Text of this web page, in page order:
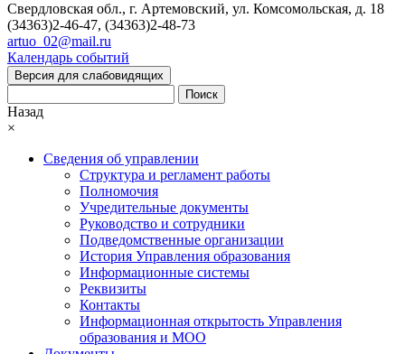
Свердловская обл., г. Артемовский, ул. Комсомольская, д. 18
(34363)2-46-47, (34363)2-48-73
artuo_02@mail.ru
Календарь событий
Версия для слабовидящих
Поиск
Назад
×
Сведения об управлении
Структура и регламент работы
Полномочия
Учредительные документы
Руководство и сотрудники
Подведомственные организации
История Управления образования
Информационные системы
Реквизиты
Контакты
Информационная открытость Управления
образования и МОО